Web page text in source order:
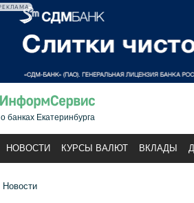
банках Екатеринбурга
НОВОСТИ КУРСЫ ВАЛЮТ ВКЛАДЫ
Новости